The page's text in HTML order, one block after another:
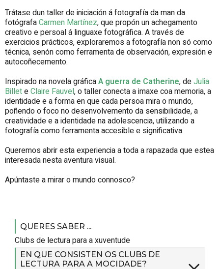
Trátase dun taller de iniciación á fotografía da man da
fotógrafaCarmen Martínez, que propón un achegamento
creativo e persoal á linguaxe fotográfica. A través de
exercicios prácticos, exploraremos a fotografía non só como
técnica, senón como ferramenta de observación, expresión e
autocoñecemento.
Inspirado na novela gráficaA guerra de Catherine, deJulia
BilleteClaire Fauvel, o taller conecta a imaxe coa memoria, a
identidade e a forma en que cada persoa mira o mundo,
poñendo o foco no desenvolvemento da sensibilidade, a
creatividade e a identidade na adolescencia, utilizando a
fotografía como ferramenta accesible e significativa.
Queremos abrir esta experiencia a toda a rapazada que estea
interesada nesta aventura visual.
Apúntaste a mirar o mundo connosco?
QUERES SABER ...
Clubs de lectura para a xuventude
EN QUE CONSISTEN OS CLUBS DE
LECTURA PARA A MOCIDADE?